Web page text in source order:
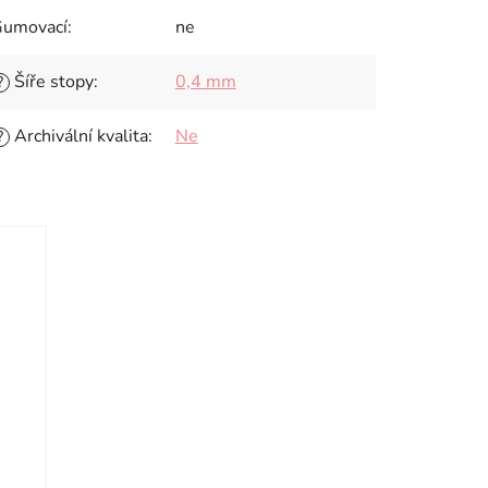
: ne
Šíře stopy: 0,4 mm
Archivální kvalita: Ne